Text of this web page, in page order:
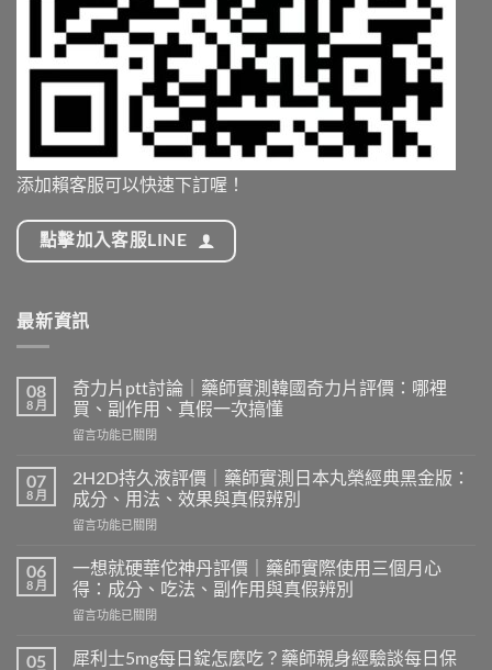
添加賴客服可以快速下訂喔！
點擊加入客服LINE
最新資訊
08
8 月
奇力片ptt討論｜藥師實測韓國奇力片評價：哪裡
買、副作用、真假一次搞懂
在
力
片
ptt
討
｜
藥
師
實
韓
留言功能已關閉
07
8 月
2H2D持久液評價｜藥師實測日本丸榮經典黑金版：
成分、用法、效果與真假辨別
在
久
液
評
｜
留言功能已關閉
06
8 月
一想就硬華佗神丹評價｜藥師實際使用三個月心
得：成分、吃法、副作用與真假辨別
在
想
留言功能已關閉
05
犀利士5mg每日錠怎麼吃？藥師親身經驗談每日保